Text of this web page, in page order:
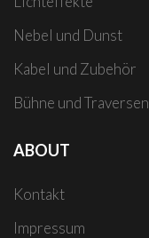
Nebel und Dunst
Kabel und Zubehör
Bühne und Traversen
ABOUT
Kontakt
Impressum